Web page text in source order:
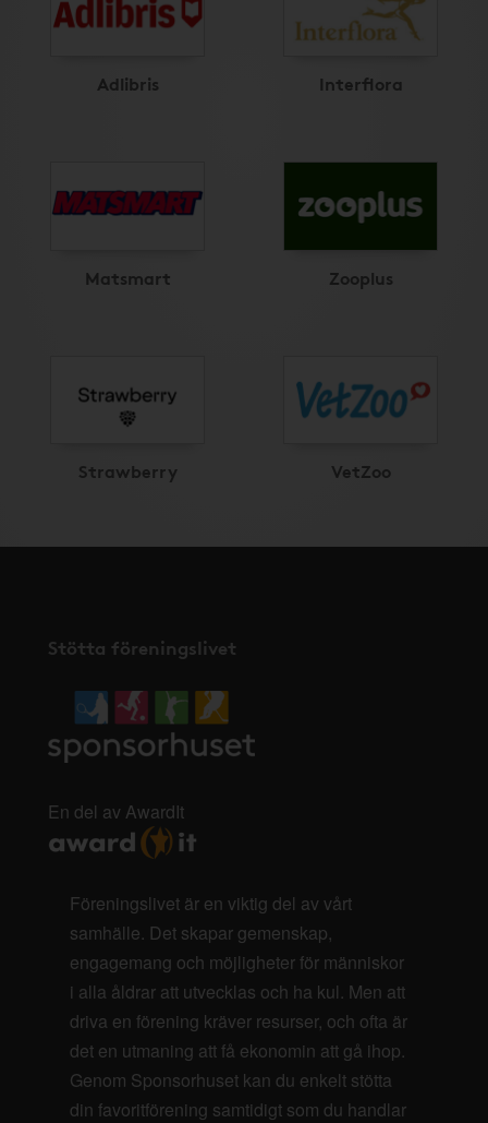
Adlibris Interflora
Matsmart Zooplus
Strawberry VetZoo
Stötta föreningslivet
En del av AwardIt
Föreningslivet är en viktig del av vårt
samhälle. Det skapar gemenskap,
engagemang och möjligheter för människor
i alla åldrar att utvecklas och ha kul. Men att
driva en förening kräver resurser, och ofta är
det en utmaning att få ekonomin att gå ihop.
Genom Sponsorhuset kan du enkelt stötta
din favoritförening samtidigt som du handlar